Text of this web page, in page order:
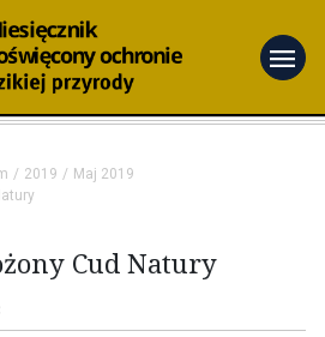
menu
2019
Maj 2019
Cud Natury